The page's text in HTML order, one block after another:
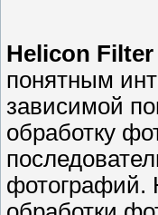
Helicon Filter
понятным
зависимой
обработку
фотографий.